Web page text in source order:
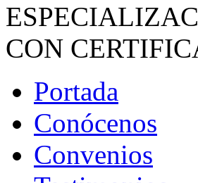
CON
Portada
Conócenos
Convenios